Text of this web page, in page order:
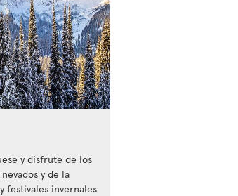
y disfrute de los
y de la
festivales invernales